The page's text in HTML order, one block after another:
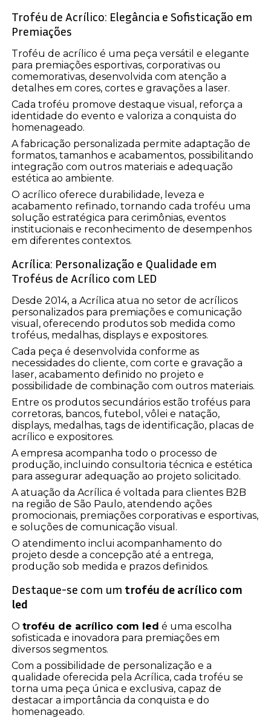
Troféu de Acrílico: Elegância e Sofisticação em
Premiações
Troféu de acrílico é uma peça versátil e elegante
para premiações esportivas, corporativas ou
comemorativas, desenvolvida com atenção a
detalhes em cores, cortes e gravações a laser.
Cada troféu promove destaque visual, reforça a
identidade do evento e valoriza a conquista do
homenageado.
A fabricação personalizada permite adaptação de
formatos, tamanhos e acabamentos, possibilitando
integração com outros materiais e adequação
estética ao ambiente.
O acrílico oferece durabilidade, leveza e
acabamento refinado, tornando cada troféu uma
solução estratégica para cerimônias, eventos
institucionais e reconhecimento de desempenhos
em diferentes contextos.
Acrílica: Personalização e Qualidade em
Troféus de Acrílico com LED
Desde 2014, a Acrílica atua no setor de acrílicos
personalizados para premiações e comunicação
visual, oferecendo produtos sob medida como
troféus, medalhas, displays e expositores.
Cada peça é desenvolvida conforme as
necessidades do cliente, com corte e gravação a
laser, acabamento definido no projeto e
possibilidade de combinação com outros materiais.
Entre os produtos secundários estão troféus para
corretoras, bancos, futebol, vôlei e natação,
displays, medalhas, tags de identificação, placas de
acrílico e expositores.
A empresa acompanha todo o processo de
produção, incluindo consultoria técnica e estética
para assegurar adequação ao projeto solicitado.
A atuação da Acrílica é voltada para clientes B2B
na região de São Paulo, atendendo ações
promocionais, premiações corporativas e esportivas,
e soluções de comunicação visual.
O atendimento inclui acompanhamento do
projeto desde a concepção até a entrega,
produção sob medida e prazos definidos.
Destaque-se com um troféu de acrílico com
led
Otroféu de acrílico com led é uma escolha
sofisticada e inovadora para premiações em
diversos segmentos.
Com a possibilidade de personalização e a
qualidade oferecida pela Acrílica, cada troféu se
torna uma peça única e exclusiva, capaz de
destacar a importância da conquista e do
homenageado.